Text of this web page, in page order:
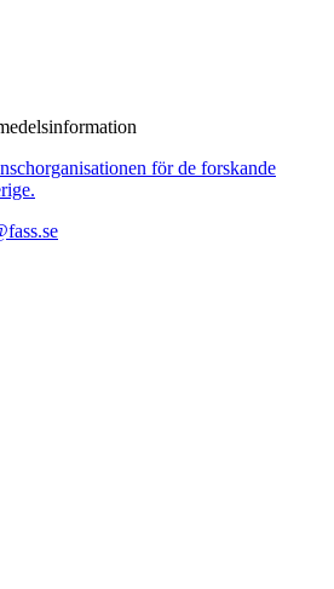
för de forskande